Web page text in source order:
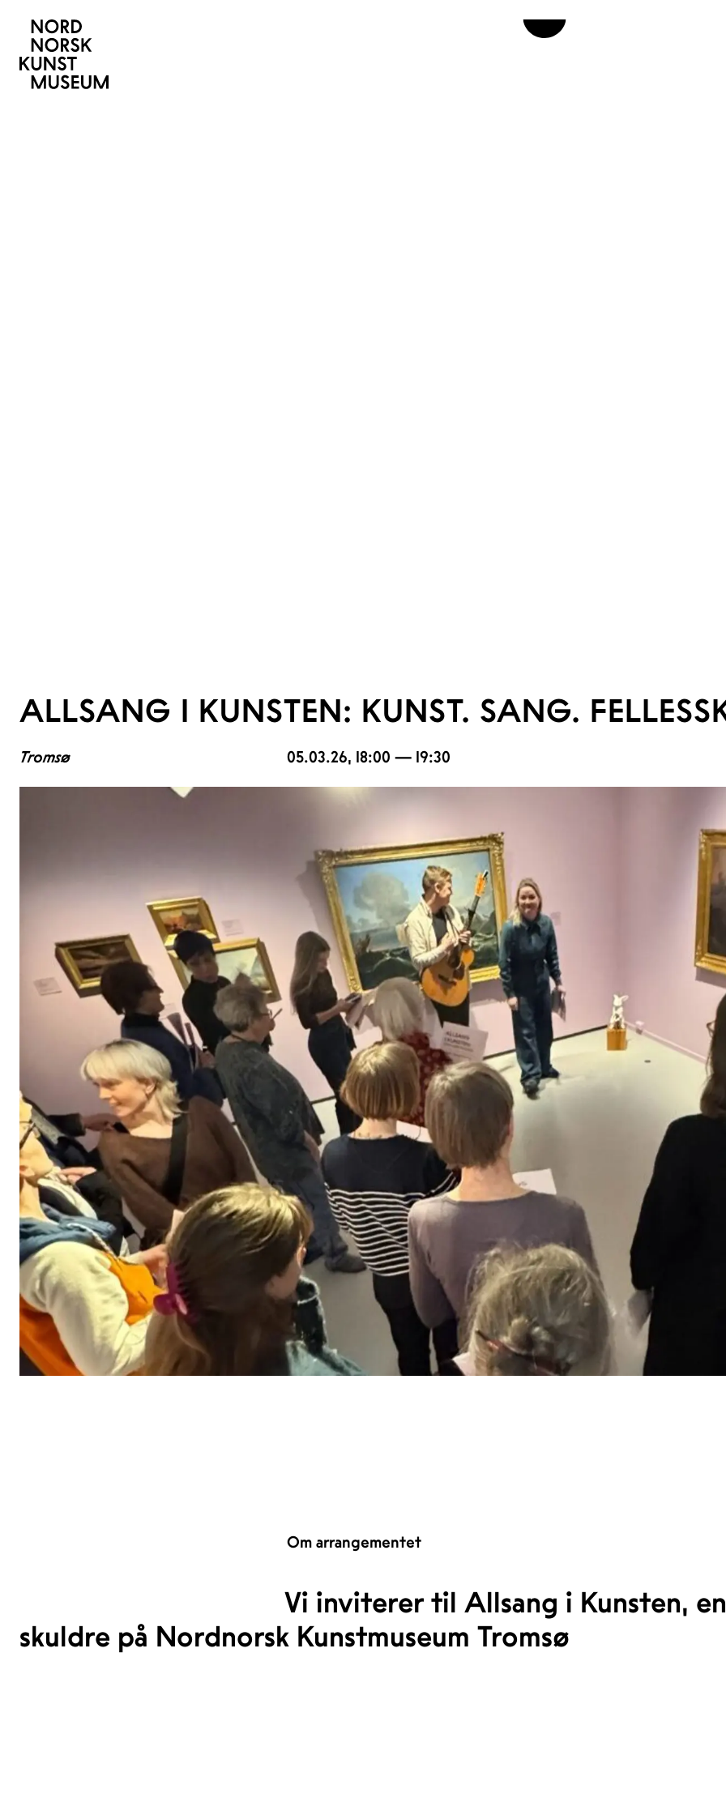
ALLSANG I KUNSTEN: KUNST. SANG.
Tromsø 05.03.26, 18:00 — 19:30
Om arrangementet
Vi inviterer til Allsang i Kunsten,
skuldre på Nordnorsk Kunstmuseum Tromsø